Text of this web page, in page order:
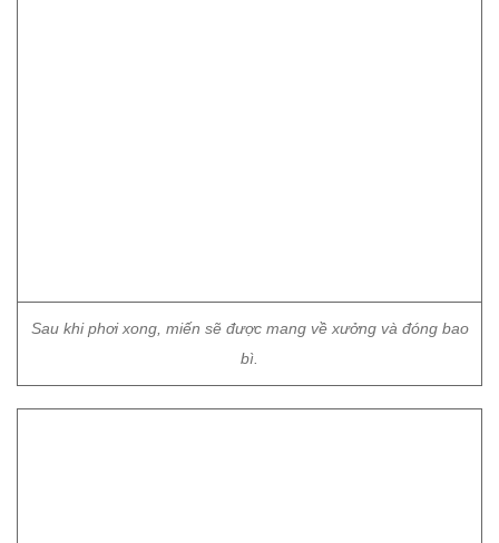
Sau khi phơi xong, miến sẽ được mang về xưởng và đóng bao
bì.